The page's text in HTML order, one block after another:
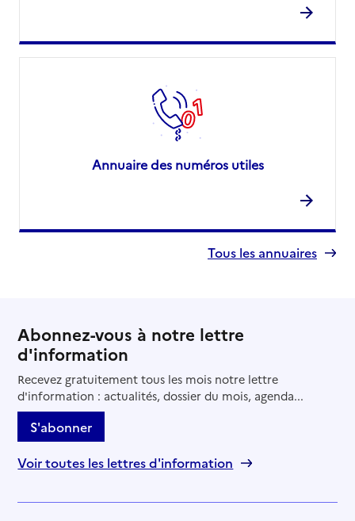
Annuaire des numéros utiles
Tous les annuaires
Abonnez-vous à notre lettre
d'information
Recevez gratuitement tous les mois notre lettre
d'information : actualités, dossier du mois, agenda...
S'abonner
Voir toutes les lettres d'information